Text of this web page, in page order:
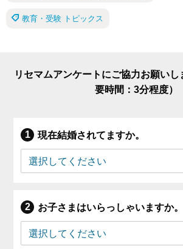
教育・受験 トピックス
リセマムアンケートにご協力お願い
要時間：3分程度）
現在結婚されてますか。
お子さまはいらっしゃいますか。